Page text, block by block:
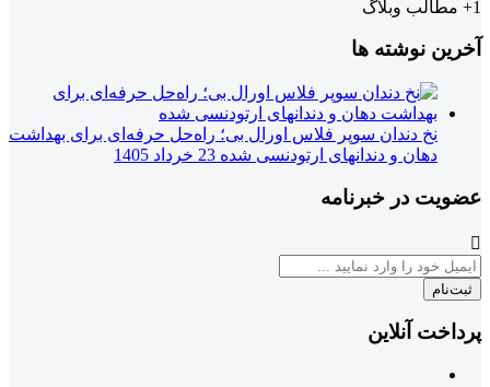
1+
مطالب وبلاگ
آخرین نوشته ها
نخ دندان سوپر فلاس اورال بی؛ راه‌حل حرفه‌ای برای بهداشت
دهان و دندانهای ارتودنسی شده 23 خرداد 1405
عضویت در خبرنامه
ثبت‌نام
پرداخت آنلاین